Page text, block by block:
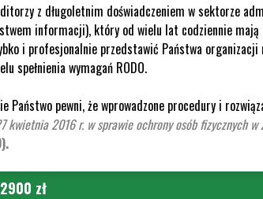
z długoletnim doświadczeniem w sektorze
informacji), który od wielu lat codziennie
i profesjonalnie przedstawić Państwa
spełnienia wymagań RODO.
Państwo pewni, że wprowadzone procedury i
kwietnia 2016 r. w sprawie ochrony osób fizycznych
zł